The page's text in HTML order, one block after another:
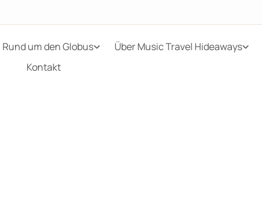
Rund um den Globus Über Music Travel Hideaways
Kontakt